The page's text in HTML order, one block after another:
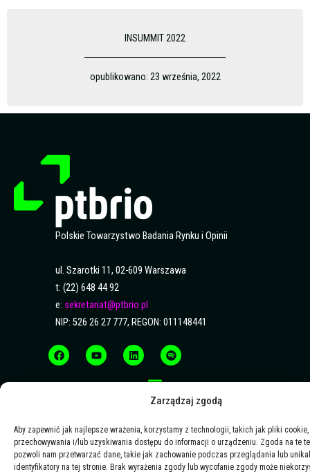
Zarządzaj zgodą
Aby zapewnić jak najlepsze wrażenia, korzystamy z technologii, takich jak pliki
przechowywania i/lub uzyskiwania dostępu do informacji o urządzeniu. Zgoda na te
pozwoli nam przetwarzać dane, takie jak zachowanie podczas przeglądania lub
identyfikatory na tej stronie. Brak wyrażenia zgody lub wycofanie zgody może
INSUMMIT 2022
opublikowano: 23 września, 2022
Polskie Towarzystwo Badania Rynku i Opinii
ul. Szarotki 11, 02-609 Warszawa
t: (22) 648 44 92
e: sekretariat@ptbrio.pl
NIP: 526 26 27 777, REGON: 011148441
a
c
e
o
u
t
i
n
k
p
o
t
y